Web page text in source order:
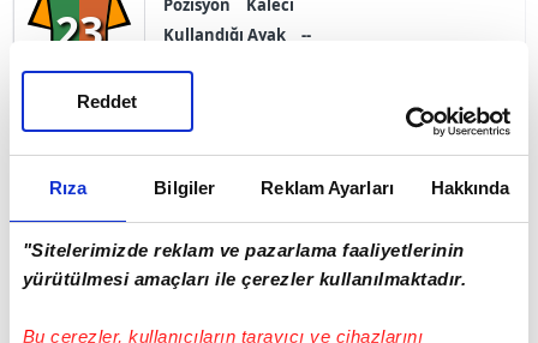
Rıza Bilgiler Reklam Ayarları Hakkında
"Sitelerimizde reklam ve pazarlama faaliyetlerinin
yürütülmesi amaçları ile çerezler kullanılmaktadır.
Bu çerezler, kullanıcıların tarayıcı ve cihazlarını
Reddet
23 Pozisyon
Kaleci
Kullandığı Ayak
--
Oynama İlk 11
Doğum Tarihi 02.01.2005
Ülke Türkiye